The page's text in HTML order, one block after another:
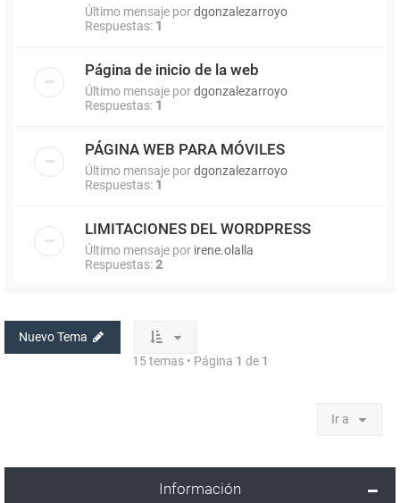
Último mensaje pordgonzalezarroyo
Respuestas: 1
Página de inicio de la web
Último mensaje pordgonzalezarroyo
Respuestas: 1
PÁGINA WEB PARA MÓVILES
Último mensaje pordgonzalezarroyo
Respuestas: 1
LIMITACIONES DEL WORDPRESS
Último mensaje por irene.olalla
Respuestas:2
Nuevo Tema
15 temas • Página 1 de 1
Ir a
Información